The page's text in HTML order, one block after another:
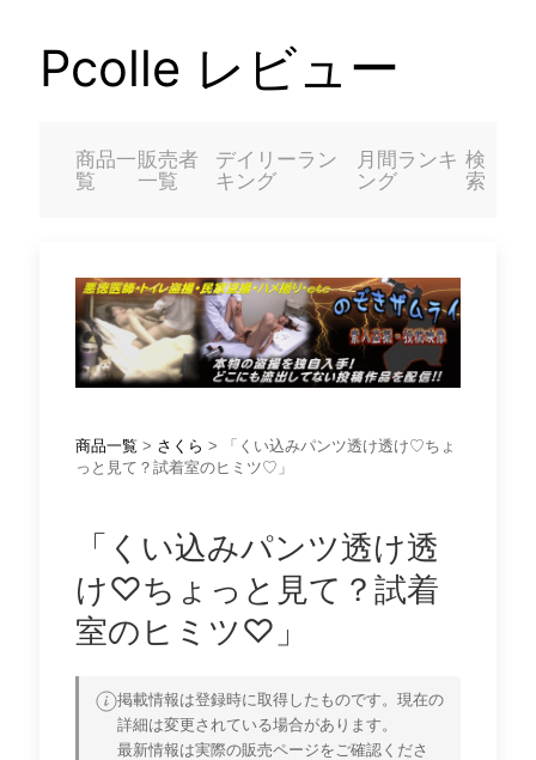
Pcolle レビュー
商品一
覧
販売者
一覧
デイリーラン
キング
月間ランキ
ング
検
索
商品一覧 > さくら > 「くい込みパンツ透け透け♡ちょ
っと見て？試着室のヒミツ♡」
「くい込みパンツ透け透
け♡ちょっと見て？試着
室のヒミツ♡」
掲載情報は登録時に取得したものです。現在の
詳細は変更されている場合があります。
最新情報は実際の販売ページをご確認くださ